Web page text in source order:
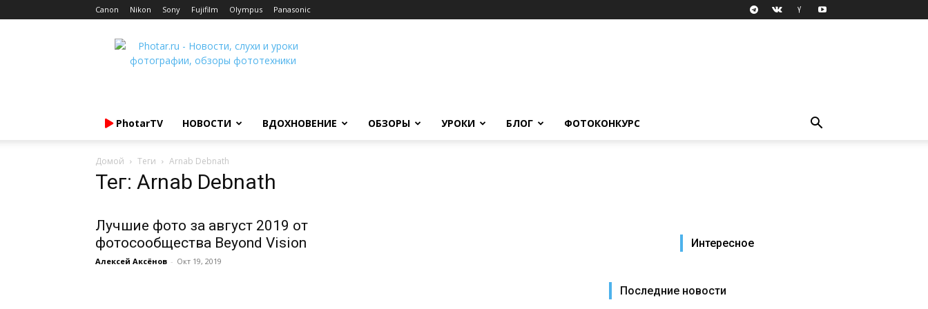
Canon Nikon Sony Fujifilm Olympus Panasonic
Photar.ru
PhotarTV НОВОСТИ ВДОХНОВЕНИЕ ОБЗОРЫ УРОКИ БЛОГ ФОТОКОНКУРС
Домой Теги Arnab Debnath
Тег: Arnab Debnath
Лучшие фото за август 2019 от
фотосообщества Beyond Vision
Алексей Аксёнов - Окт 19, 2019
Интересное
Последние новости